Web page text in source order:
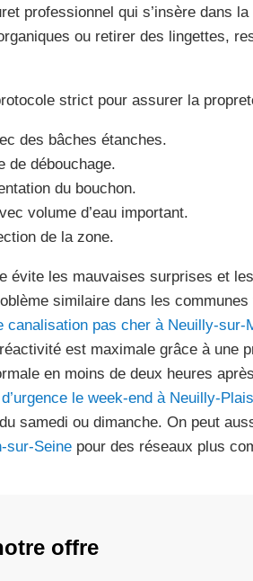
professionnel qui s’insère dans la
ou retirer des lingettes,
strict pour assurer la
des bâches étanches.
de débouchage.
du bouchon.
volume d’eau important.
de la zone.
évite les mauvaises surprises et
similaire dans les
canalisation pas cher à Neuilly-sur-
est maximale grâce à une
en moins de deux heures
le week-end à Neuilly-
samedi ou dimanche. On peut
sur-Seinepour des réseaux plus
offre